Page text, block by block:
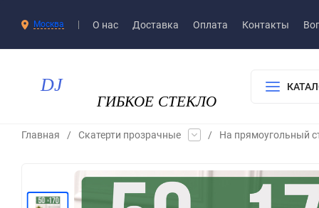
Москва О нас Доставка​ Оплата Контакты
Главная / Скатерти прозрачные / На прямоугольный